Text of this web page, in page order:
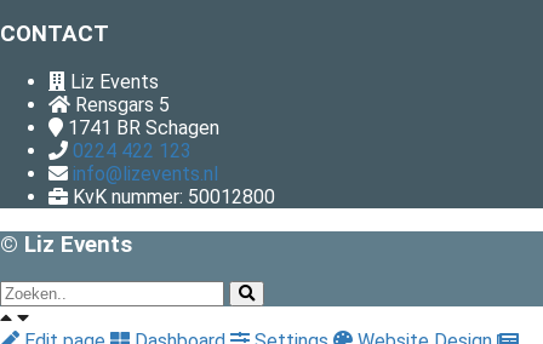
CONTACT
Liz Events
Rensgars 5
1741 BR Schagen
0224 422 123
info@lizevents.nl
KvK nummer: 50012800
© Liz Events